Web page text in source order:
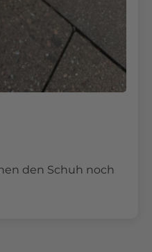
den Schuh noch